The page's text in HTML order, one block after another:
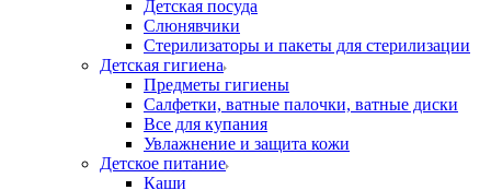
Детская посуда
Слюнявчики
Стерилизаторы и пакеты для стерилизации
Детская гигиена
Предметы гигиены
Салфетки, ватные палочки, ватные диски
Все для купания
Увлажнение и защита кожи
Детское питание
Каши